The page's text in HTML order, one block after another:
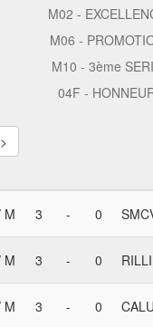
M02 -
M06 -
M10 - 3ème
04F -
>
M 3 - 0
M 3 - 0
M 3 - 0